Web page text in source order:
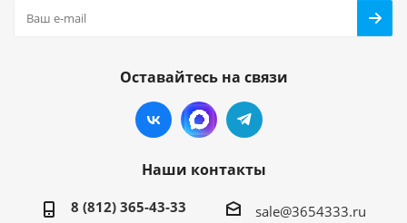
Оставайтесь на связи
Наши контакты
8 (812) 365-43-33 sale@3654333.ru